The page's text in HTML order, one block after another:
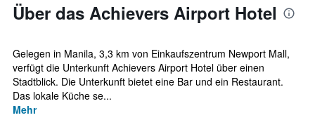
Über das Achievers Airport Hotel
Gelegen in Manila, 3,3 km von Einkaufszentrum Newport Mall,
verfügt die Unterkunft Achievers Airport Hotel über einen
Stadtblick. Die Unterkunft bietet eine Bar und ein Restaurant.
Das lokale Küche se...
Mehr